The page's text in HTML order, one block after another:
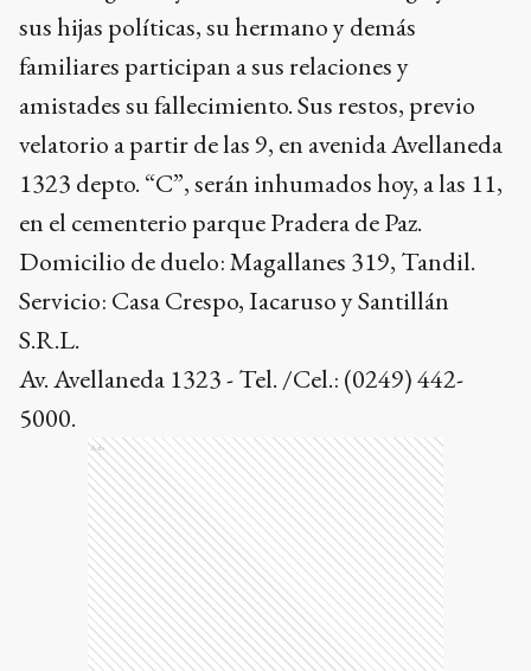
sus hijas políticas, su hermano y demás
familiares participan a sus relaciones y
amistades su fallecimiento. Sus restos, previo
velatorio a partir de las 9, en avenida Avellaneda
1323 depto. “C”, serán inhumados hoy, a las 11,
en el cementerio parque Pradera de Paz.
Domicilio de duelo: Magallanes 319, Tandil.
Servicio: Casa Crespo, Iacaruso y Santillán
S.R.L.
Av. Avellaneda 1323 - Tel. /Cel.: (0249) 442-
5000.
Ads